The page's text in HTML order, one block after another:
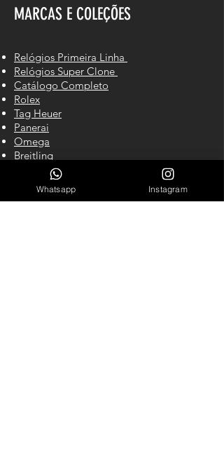
MARCAS E COLEÇÕES
Relógios Primeira Linha
Relógios Super Clone
Catálogo Completo
Rolex
Tag Heuer
Panerai
Omega
Breitling
CartierWhatsapp Instagram